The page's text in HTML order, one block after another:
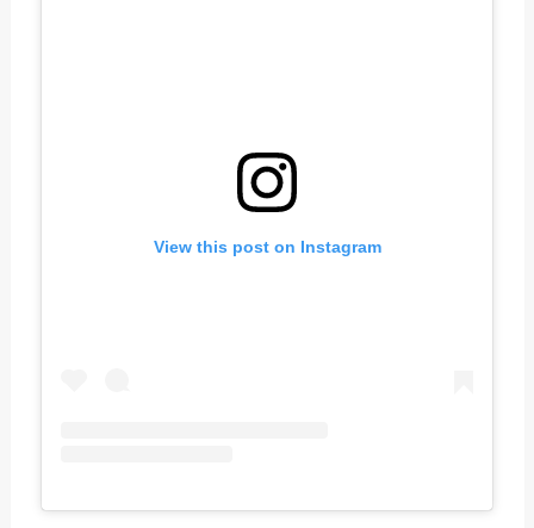
View this post on Instagram